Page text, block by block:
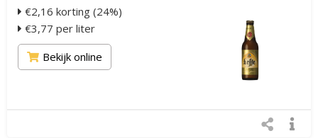
€2,16 korting (24%)
€3,77 per liter
Bekijk online